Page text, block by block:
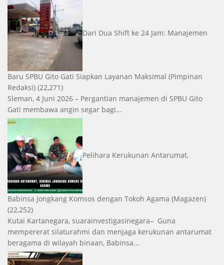
Dari Dua Shift ke 24 Jam: Manajemen
Baru SPBU Gito Gati Siapkan Layanan Maksimal (Pimpinan
Redaksi) (22,271)
Sleman, 4 Juni 2026 – Pergantian manajemen di SPBU Gito
Gati membawa angin segar bagi...
Pelihara Kerukunan Antarumat,
Babinsa Jongkang Komsos dengan Tokoh Agama (Magazen)
(22,252)
Kutai Kartanegara, suarainvestigasinegara– Guna
mempererat silaturahmi dan menjaga kerukunan antarumat
beragama di wilayah binaan, Babinsa...